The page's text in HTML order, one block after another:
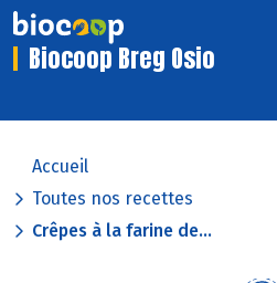
Biocoop Breg Osio
Accueil
Toutes nos recettes
Crêpes à la farine de...